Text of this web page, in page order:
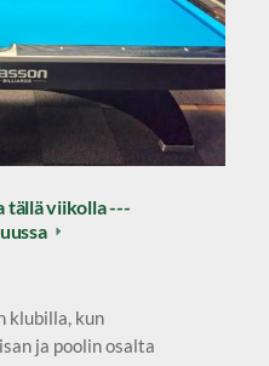
tällä viikolla ---
klubilla, kun
ja poolin osalta